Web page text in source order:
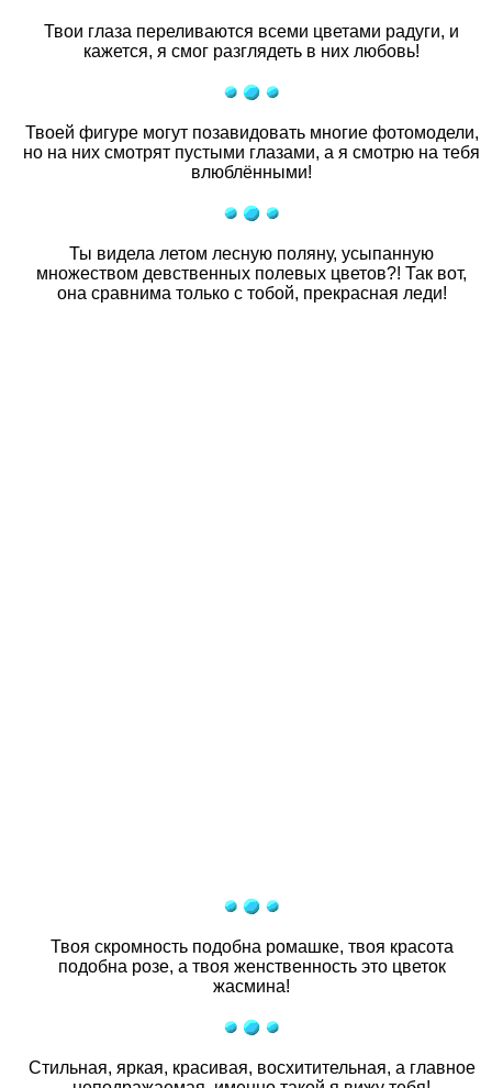
Твои глаза переливаются всеми цветами радуги, и
кажется, я смог разглядеть в них любовь!
Твоей фигуре могут позавидовать многие фотомодели,
но на них смотрят пустыми глазами, а я смотрю на тебя
влюблёнными!
Ты видела летом лесную поляну, усыпанную
множеством девственных полевых цветов?! Так вот,
она сравнима только с тобой, прекрасная леди!
Твоя скромность подобна ромашке, твоя красота
подобна розе, а твоя женственность это цветок
жасмина!
Стильная, яркая, красивая, восхитительная, а главное